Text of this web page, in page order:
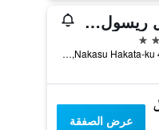
هوتل ريسول ترينيتي هاكاتا
4-4-10 Nakasu Hakata-ku, فوكوكا, اليابان
عرض الصفقة